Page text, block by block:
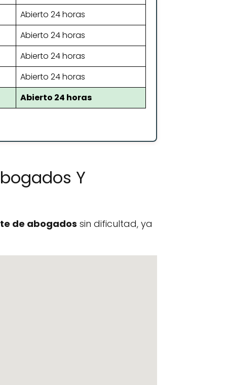
Abierto 24 horas
Abierto 24 horas
Abierto 24 horas
Abierto 24 horas
Abierto 24 horas
Y
de abogados sin dificultad, ya